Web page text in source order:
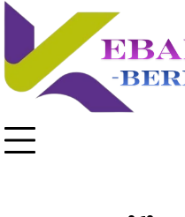
Skip
content